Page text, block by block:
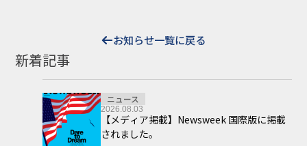
お知らせ一覧に戻る
新着記事
ニュース
2026.08.03
【メディア掲載】Newsweek 国際版に掲載
されました。